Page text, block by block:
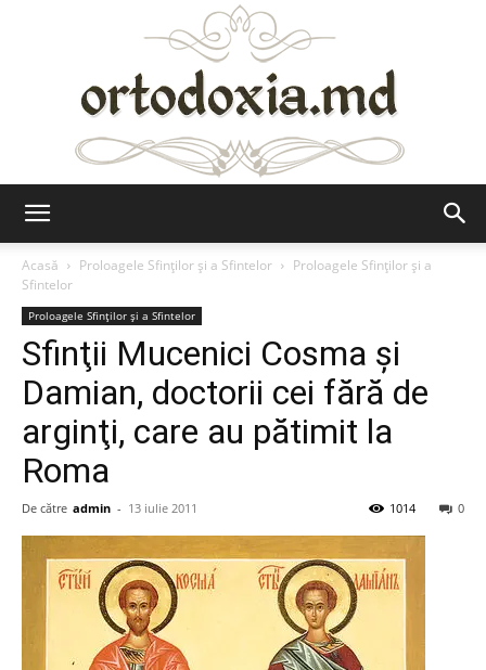
Acasă
Proloagele Sfinților și a Sfintelor
Proloagele Sfinților și a
Sfintelor
Proloagele Sfinților și a Sfintelor
Sfinţii Mucenici Cosma şi
Damian, doctorii cei fără de
arginţi, care au pătimit la
Roma
De către admin - 13 iulie 2011 0
1014